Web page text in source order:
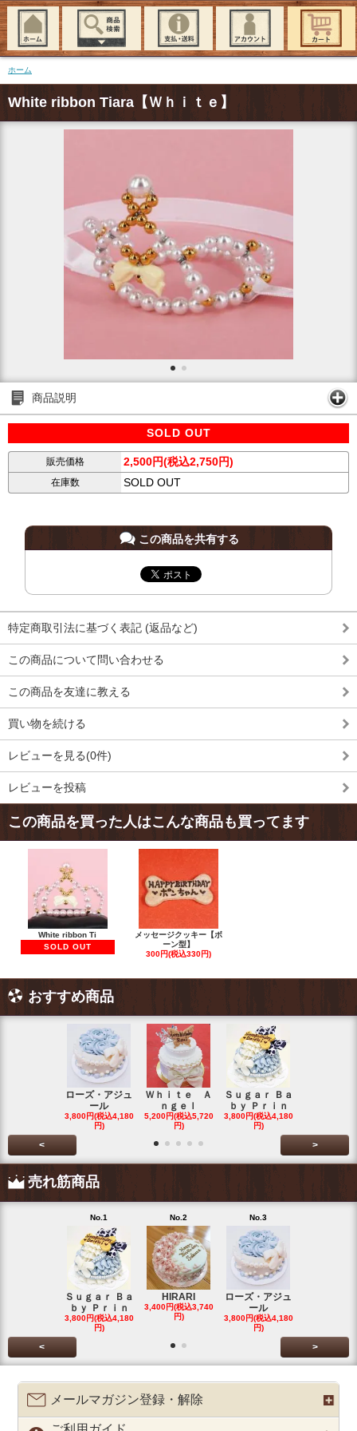
ホーム
White ribbon Tiara【Ｗｈｉｔｅ】
商品説明
SOLD OUT
販売価格 2,500円(税込2,750円)
在庫数 SOLD OUT
この商品を共有する
特定商取引法に基づく表記 (返品など)
この商品について問い合わせる
この商品を友達に教える
買い物を続ける
レビューを見る(0件)
レビューを投稿
この商品を買った人はこんな商品も買ってます
White ribbon Ti
SOLD OUT
メッセージクッキー【ボ
ーン型】
300円(税込330円)
おすすめ商品
ローズ・アジュ
ール
3,800円(税込4,180
円)
Ｗｈｉｔｅ Ａ
ｎｇｅｌ
5,200円(税込5,720
円)
Ｓｕｇａｒ Ｂａ
ｂｙ Ｐｒｉｎ
3,800円(税込4,180
円)
< >
売れ筋商品
No.1
Ｓｕｇａｒ Ｂａ
ｂｙ Ｐｒｉｎ
3,800円(税込4,180
円)
No.2
HIRARI
3,400円(税込3,740
円)
No.3
ローズ・アジュ
ール
3,800円(税込4,180
円)
< >
メールマガジン登録・解除